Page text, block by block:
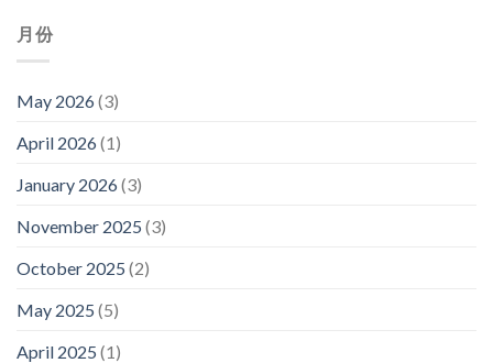
月份
May 2026(3)
April 2026(1)
January 2026(3)
November 2025 (3)
October 2025 (2)
May 2025 (5)
April 2025 (1)